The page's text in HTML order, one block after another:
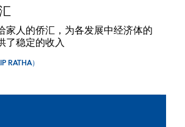
家人的侨汇，为各发展中经济体的
了稳定的收入
RATHA）